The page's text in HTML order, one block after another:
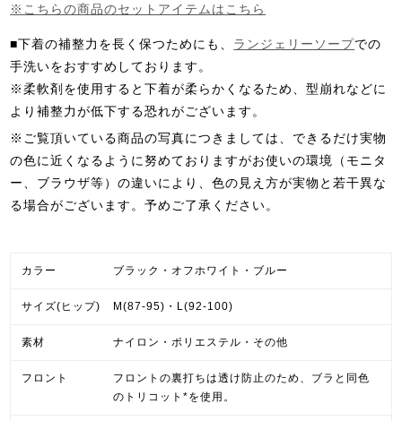
※こちらの商品のセットアイテムはこちら
■下着の補整力を長く保つためにも、 ランジェリーソープでの
手洗いをおすすめしております。
※柔軟剤を使用すると下着が柔らかくなるため、型崩れなどに
より補整力が低下する恐れがございます。
※ご覧頂いている商品の写真につきましては、できるだけ実物
の色に近くなるように努めておりますがお使いの環境（モニタ
ー、ブラウザ等）の違いにより、色の見え方が実物と若干異な
る場合がございます。予めご了承ください。
カラー ブラック・オフホワイト・ブルー
サイズ(ヒップ) M(87-95)・L(92-100)
素材 ナイロン・ポリエステル・その他
フロント
フロントの裏打ちは透け防止のため、ブラと同色
のトリコット*を使用。